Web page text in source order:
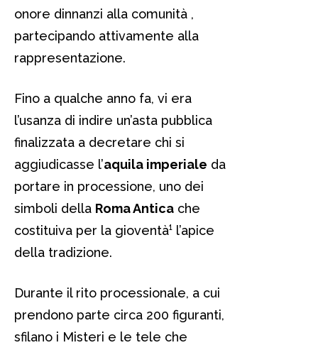
onore dinnanzi alla comunità ,
partecipando attivamente alla
rappresentazione.
Fino a qualche anno fa, vi era
l’usanza di indire un’asta pubblica
finalizzata a decretare chi si
aggiudicasse l’aquila imperiale da
portare in processione, uno dei
simboli della Roma Antica che
costituiva per la gioventà¹ l’apice
della tradizione.
Durante il rito processionale, a cui
prendono parte circa 200 figuranti,
sfilano i Misteri e le tele che